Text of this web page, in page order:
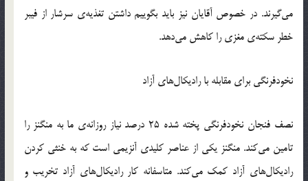
می‌گیرند. در خصوص آقایان نیز باید بگوییم داشتن تغذیه‌ی سرشار از فیبر
خطر سکته‌ی مغزی را کاهش می‌دهد.
نخودفرنگی برای مقابله با رادیکال‌های آزاد
نصف فنجان نخودفرنگی پخته شده 25 درصد نیاز روزانه‌ی ما به منگنز را
تامین می‌کند. منگنز یکی از عناصر کلیدی آنزیمی است که به خنثی کردن
رادیکال‌های آزاد کمک می‌کند. متاسفانه کار رادیکال‌های آزاد تخریب و